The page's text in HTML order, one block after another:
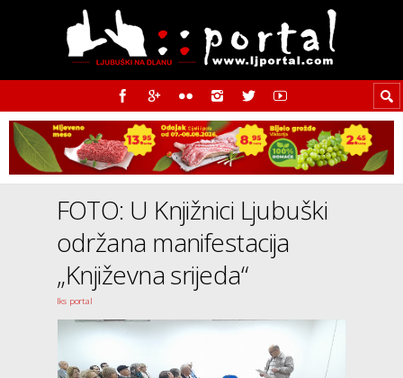
FOTO: U Knjižnici Ljubuški
održana manifestacija
„Književna srijeda“
Iks portal